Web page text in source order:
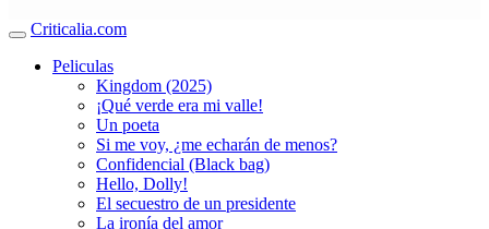
Criticalia.com
Peliculas
Kingdom (2025)
¡Qué verde era mi valle!
Un poeta
Si me voy, ¿me echarán de menos?
Confidencial (Black bag)
Hello, Dolly!
El secuestro de un presidente
La ironía del amor